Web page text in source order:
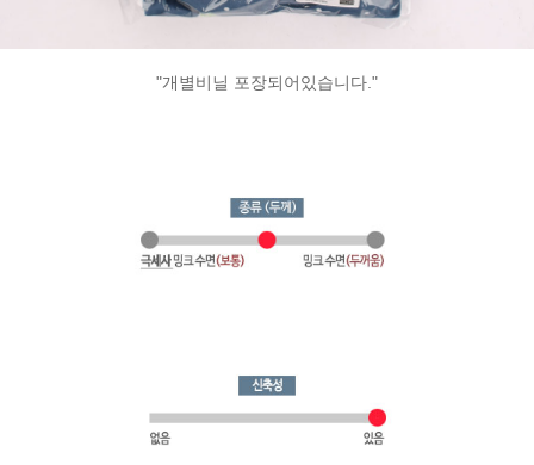
"개별비닐 포장되어있습니다."